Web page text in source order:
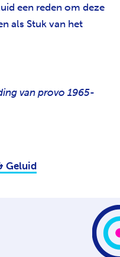
een reden om deze
als Stuk van het
van provo 1965-
Geluid